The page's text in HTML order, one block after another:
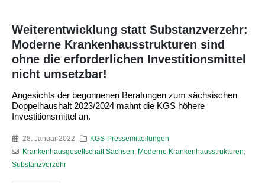
Weiterentwicklung statt Substanzverzehr:
Moderne Krankenhausstrukturen sind
ohne die erforderlichen Investitionsmittel
nicht umsetzbar!
Angesichts der begonnenen Beratungen zum sächsischen
Doppelhaushalt 2023/2024 mahnt die KGS höhere
Investitionsmittel an.
28. Januar 2022
KGS-Pressemitteilungen
Krankenhausgesellschaft Sachsen
Moderne Krankenhausstrukturen
Substanzverzehr